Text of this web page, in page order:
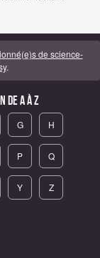
de science-
.
de A à Z
G H
P Q
Y Z